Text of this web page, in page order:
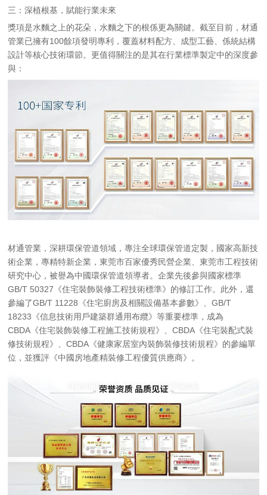
三：深植根基，賦能行業未來
獎項是水麵之上的花朵，水麵之下的根係更為關鍵。截至目前，材通
管業已擁有100餘項發明專利，覆蓋材料配方、成型工藝、係統結構
設計等核心技術環節。更值得關注的是其在行業標準製定中的深度參
與：
材通管業，深耕環保管道領域，專注全球環保管道定製，國家高新技
術企業，專精特新企業，東莞市百家優秀民營企業、東莞市工程技術
研究中心，被譽為中國環保管道領導者。企業先後參與國家標準
GB/T 50327《住宅裝飾裝修工程技術標準》的修訂工作。此外，還
參編了GB/T 11228《住宅廚房及相關設備基本參數》、GB/T
18233《信息技術用戶建築群通用布纜》等重要標準，成為
CBDA《住宅裝飾裝修工程施工技術規程》、CBDA《住宅裝配式裝
修技術規程》、CBDA《健康家居室內裝飾裝修技術規程》的參編單
位，並獲評《中國房地產精裝修工程優質供應商》。